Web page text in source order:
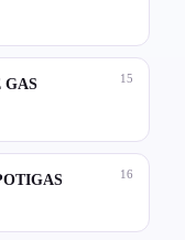
15
GAS
16